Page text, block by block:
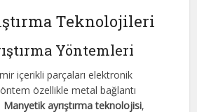
Teknolojileri
Yöntemleri
içerikli parçaları elektronik
özellikle metal bağlantı
Manyetik ayrıştırma teknolojisi,